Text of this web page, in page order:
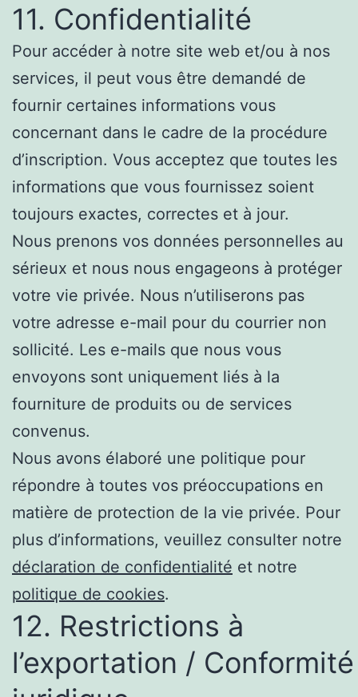
11. Confidentialité
Pour accéder à notre site web et/ou à nos
services, il peut vous être demandé de
fournir certaines informations vous
concernant dans le cadre de la procédure
d’inscription. Vous acceptez que toutes les
informations que vous fournissez soient
toujours exactes, correctes et à jour.
Nous prenons vos données personnelles au
sérieux et nous nous engageons à protéger
votre vie privée. Nous n’utiliserons pas
votre adresse e-mail pour du courrier non
sollicité. Les e-mails que nous vous
envoyons sont uniquement liés à la
fourniture de produits ou de services
convenus.
Nous avons élaboré une politique pour
répondre à toutes vos préoccupations en
matière de protection de la vie privée. Pour
plus d’informations, veuillez consulter notre
déclaration de confidentialité et notre
politique de cookies.
12. Restrictions à
l’exportation / Conformité